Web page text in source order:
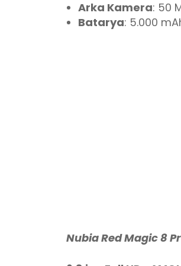
Arka Kamera: 50
Batarya: 5.000
Nubia Red Magic 8